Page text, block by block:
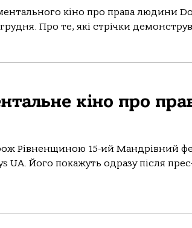
кіно про права людини
Про те, які стрічки
кіно про
Рівненщиною 15-ий Мандрівний
Його покажуть одразу після